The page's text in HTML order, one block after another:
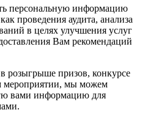
персональную информацию
проведения аудита, анализа
в целях улучшения услуг
Вам рекомендаций
розыгрыше призов, конкурсе
мероприятии, мы можем
вами информацию для